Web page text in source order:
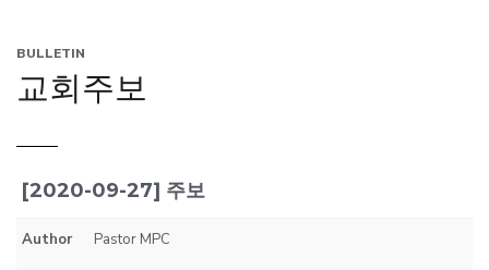
BULLETIN
교회주보
[2020-09-27] 주보
Author Pastor MPC